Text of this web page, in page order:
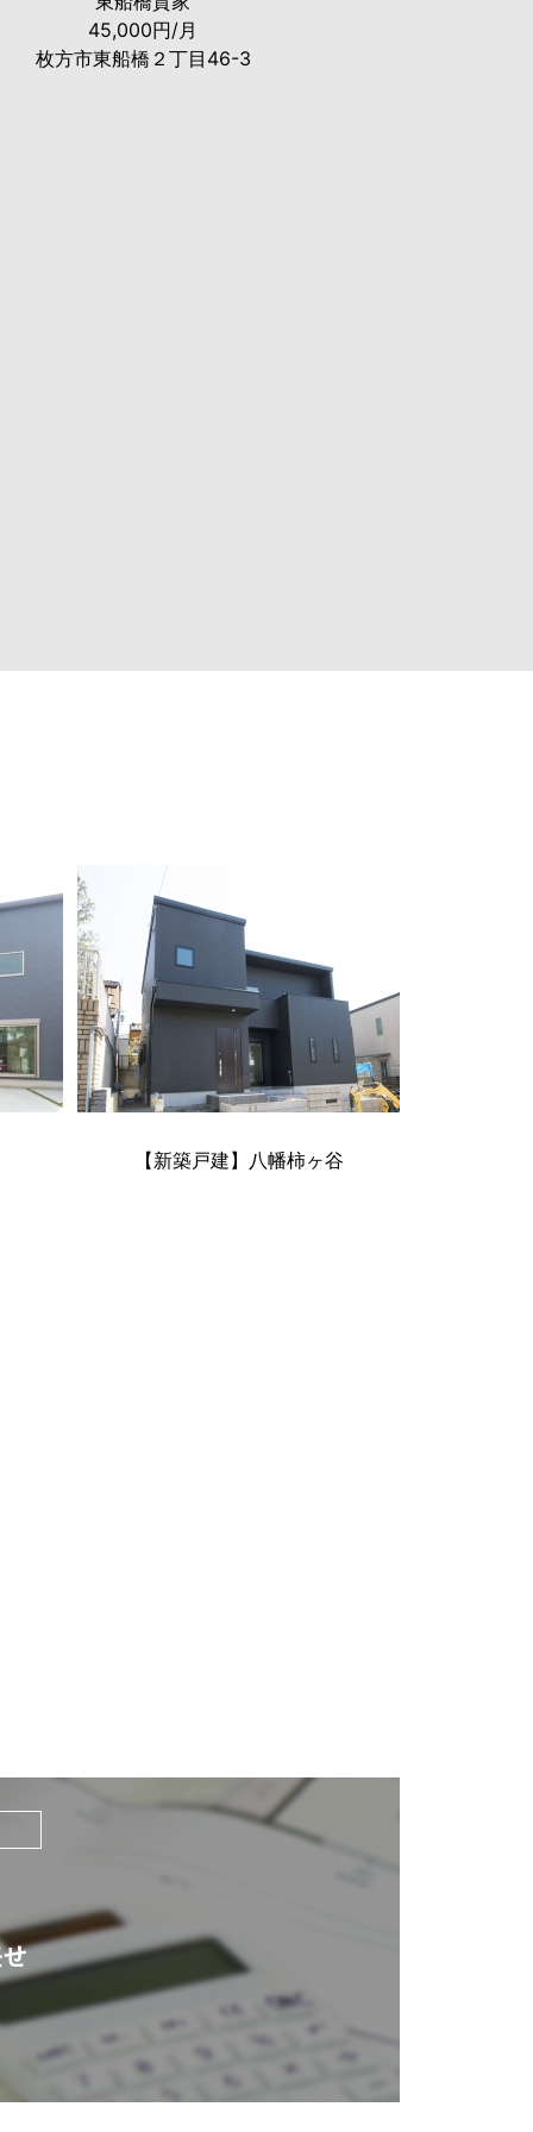
45,000円/月
枚方市東船橋２丁目46-3
【新築戸建】八幡柿ヶ谷